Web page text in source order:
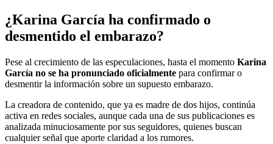
¿Karina García ha confirmado o
desmentido el embarazo?
Pese al crecimiento de las especulaciones, hasta el momento Karina
García no se ha pronunciado oficialmente para confirmar o
desmentir la información sobre un supuesto embarazo.
La creadora de contenido, que ya es madre de dos hijos, continúa
activa en redes sociales, aunque cada una de sus publicaciones es
analizada minuciosamente por sus seguidores, quienes buscan
cualquier señal que aporte claridad a los rumores.